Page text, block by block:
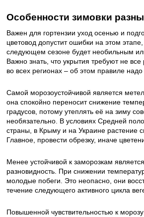
Особенности зимовки
Важен для гортензии уход осенью и
цветовод допустит ошибки на этом
следующем сезоне будет необильным
Важно знать, что укрытия требуют не
во всех регионах – об этом правиле
Самой морозоустойчивой является
она спокойно переносит снижение
градусов, потому утеплять её на зиму
необязательно. В условиях Средней
страны, в Крыму и на Украине растение
Главное, провести обрезку, иначе
Менее устойчивой к заморозкам
разновидность. При снижении
молодые побеги. Это неопасно, они
течение следующего активного цикла
Повышенной чувствительностью к